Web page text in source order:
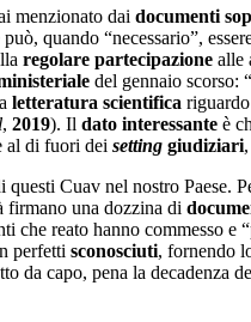
menzionato dai documenti
può, quando “necessario”,
regolare partecipazione alle
del gennaio scorso:
letteratura scientifica
, 2019). Il dato interessante è
al di fuori dei setting giudiziari
questi Cuav nel nostro Paese.
firmano una dozzina di
che reato hanno commesso e
perfetti sconosciuti, fornendo
da capo, pena la decadenza